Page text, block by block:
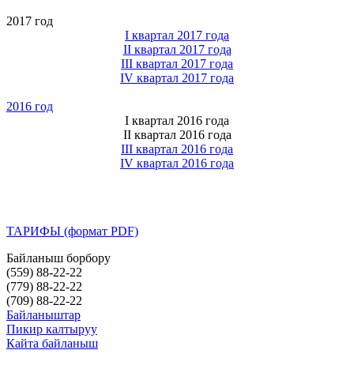
2017 год
I квартал 2017 года
II квартал 2017 года
III квартал 2017 года
IV квартал 2017 года
2016 год
I квартал 2016 года
II квартал 2016 года
III квартал 2016 года
IV квартал 2016 года
ТАРИФЫ (формат PDF)
Байланыш борбору
(559) 88-22-22
(779) 88-22-22
(709) 88-22-22
Байланыштар
Пикир калтыруу
Кайта байланыш